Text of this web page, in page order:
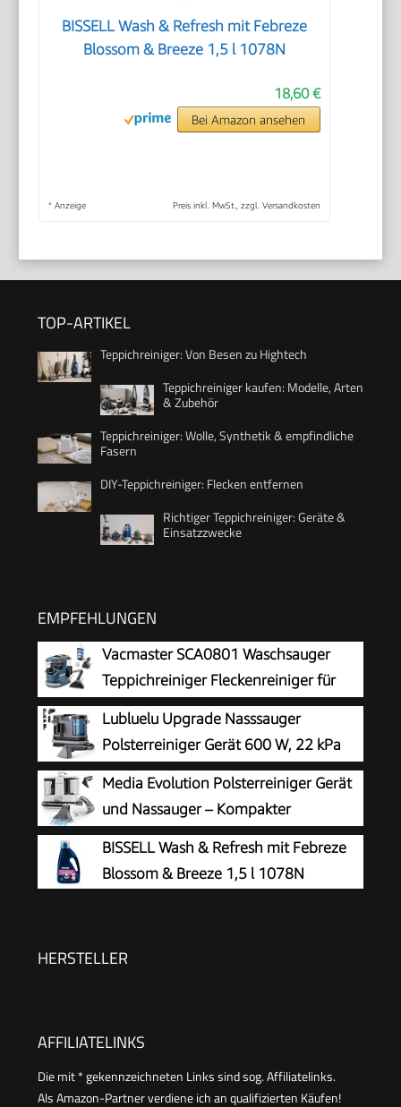
BISSELL Wash & Refresh mit Febreze
Blossom & Breeze 1,5 l 1078N
18,60 €
Bei Amazon ansehen
* Anzeige Preis inkl. MwSt., zzgl. Versandkosten
TOP-ARTIKEL
Teppichreiniger: Von Besen zu Hightech
Teppichreiniger kaufen: Modelle, Arten
& Zubehör
Teppichreiniger: Wolle, Synthetik & empfindliche
Fasern
DIY-Teppichreiniger: Flecken entfernen
Richtiger Teppichreiniger: Geräte &
Einsatzzwecke
EMPFEHLUNGEN
Vacmaster SCA0801 Waschsauger
Teppichreiniger Fleckenreiniger für
Teppiche, Vorleger, Polster, Treppen
und Autos | Nass-Trocken-Sauger Starke
Saugkraft Wasser Waschen Dekontamination |
800 W
Lubluelu Upgrade Nasssauger
Polsterreiniger Gerät 600 W, 22 kPa
Waschsauger
Media Evolution Polsterreiniger Gerät
und Nassauger – Kompakter
Teppichreiniger und Textilreiniger –
Waschsauger für Teppich, Polster Autositze &
Sofa
BISSELL Wash & Refresh mit Febreze
Blossom & Breeze 1,5 l 1078N
HERSTELLER
AFFILIATELINKS
Die mit * gekennzeichneten Links sind sog. Affiliatelinks.
Als Amazon-Partner verdiene ich an qualifizierten Käufen!